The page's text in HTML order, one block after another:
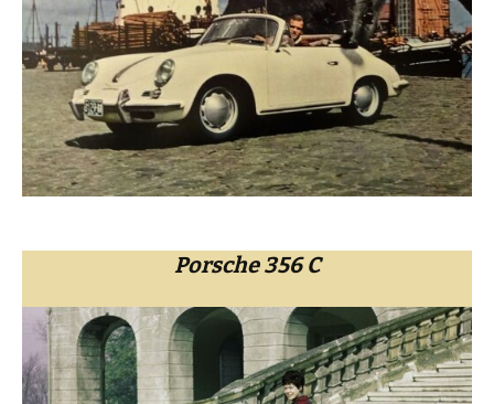
Porsche 356 C